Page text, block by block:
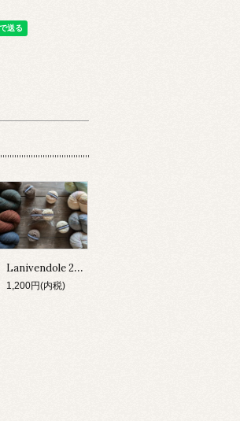
Lanivendole 2種 試し編みセット
1,200円(内税)